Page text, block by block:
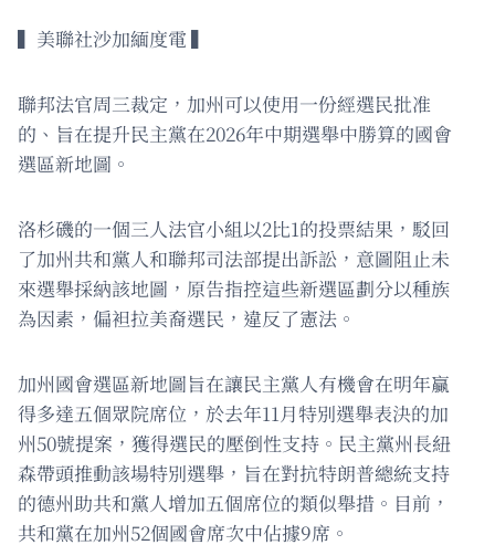
▍美聯社沙加緬度電 ▍
聯邦法官周三裁定，加州可以使用一份經選民批准
的、旨在提升民主黨在2026年中期選舉中勝算的國會
選區新地圖。
洛杉磯的一個三人法官小組以2比1的投票結果，駁回
了加州共和黨人和聯邦司法部提出訴訟，意圖阻止未
來選舉採納該地圖，原告指控這些新選區劃分以種族
為因素，偏袒拉美裔選民，違反了憲法。
加州國會選區新地圖旨在讓民主黨人有機會在明年贏
得多達五個眾院席位，於去年11月特別選舉表決的加
州50號提案，獲得選民的壓倒性支持。民主黨州長紐
森帶頭推動該場特別選舉，旨在對抗特朗普總統支持
的德州助共和黨人增加五個席位的類似舉措。目前，
共和黨在加州52個國會席次中佔據9席。